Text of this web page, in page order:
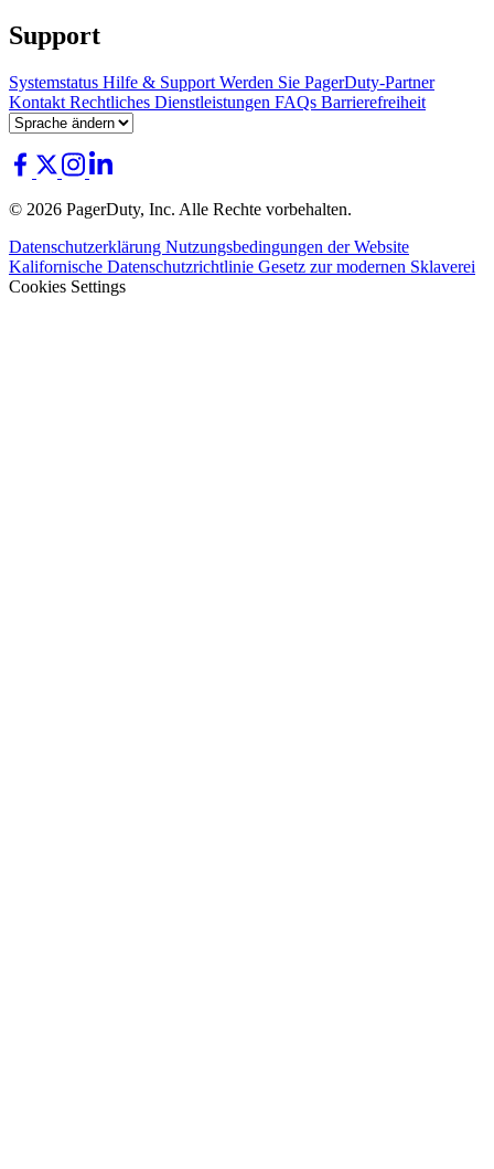
Support
Systemstatus Hilfe & Support Werden Sie PagerDuty-Partner
Kontakt Rechtliches Dienstleistungen FAQs Barrierefreiheit
© 2026 PagerDuty, Inc. Alle Rechte vorbehalten.
Datenschutzerklärung Nutzungsbedingungen der Website
Kalifornische Datenschutzrichtlinie Gesetz zur modernen Sklaverei
Cookies Settings